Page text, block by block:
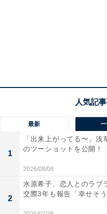
最新
1
「出来上がってる〜」浅
のツーショットを公開！
2026/08/08
2
水原希子、恋人とのラブ
交際3年も報告「幸せそ